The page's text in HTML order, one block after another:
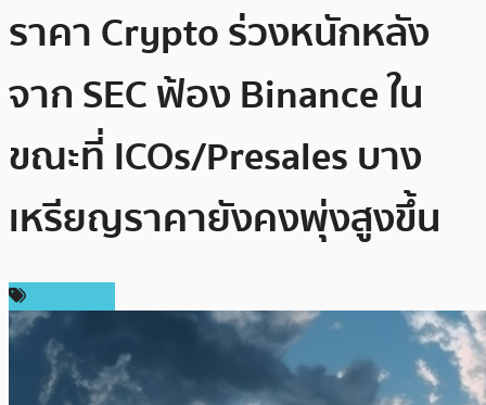
ราคา Crypto ร่วงหนักหลัง
จาก SEC ฟ้อง Binance ใน
ขณะที่ ICOs/Presales บาง
เหรียญราคายังคงพุ่งสูงขึ้น